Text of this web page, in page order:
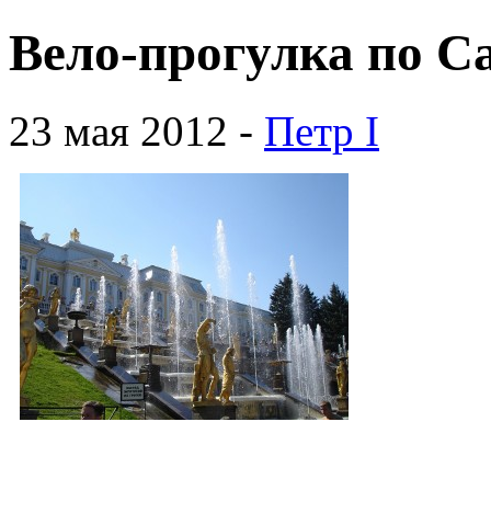
Вело-прогулка по
23 мая 2012 - Петр I